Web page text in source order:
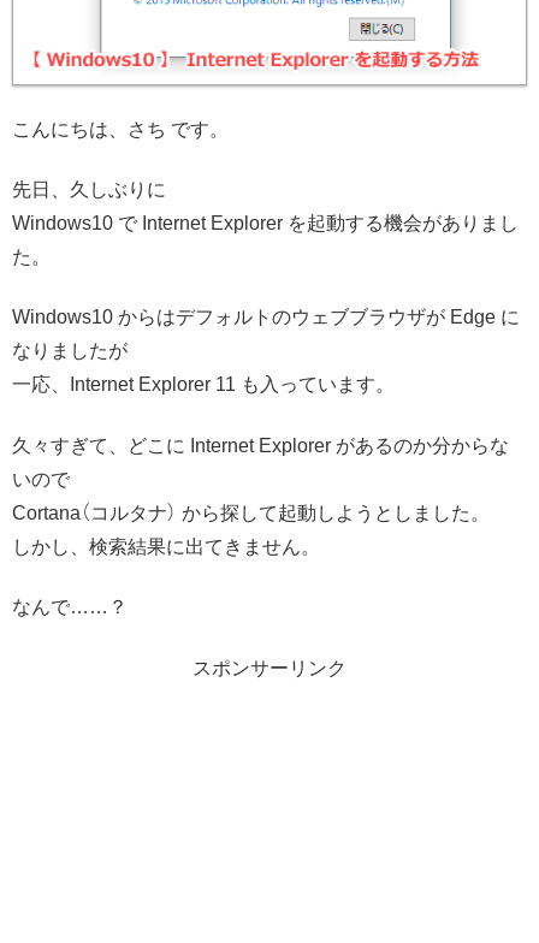
こんにちは、さち です。
先日、久しぶりに
Windows10 で Internet Explorer を起動する機会がありまし
た。
Windows10 からはデフォルトのウェブブラウザが Edge に
なりましたが
一応、Internet Explorer 11 も入っています。
久々すぎて、どこに Internet Explorer があるのか分からな
いので
Cortana（コルタナ） から探して起動しようとしました。
しかし、検索結果に出てきません。
なんで……？
スポンサーリンク